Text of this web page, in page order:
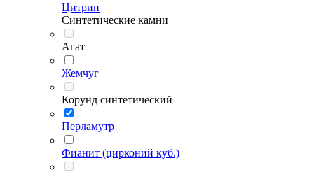
Цитрин
Синтетические камни
Агат
Жемчуг
Корунд синтетический
Перламутр
Фианит (цирконий куб.)